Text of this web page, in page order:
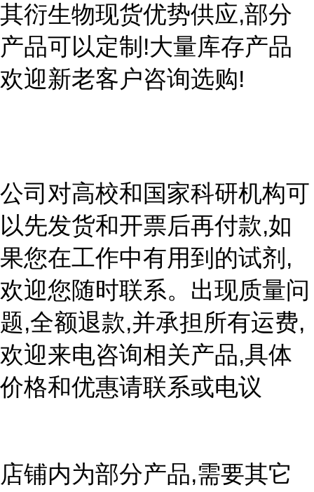
其衍生物现货优势供应,部分
产品可以定制!大量库存产品
欢迎新老客户咨询选购!
公司对高校和国家科研机构可
以先发货和开票后再付款,如
果您在工作中有用到的试剂,
欢迎您随时联系。出现质量问
题,全额退款,并承担所有运费,
欢迎来电咨询相关产品,具体
价格和优惠请联系或电议
店铺内为部分产品,需要其它